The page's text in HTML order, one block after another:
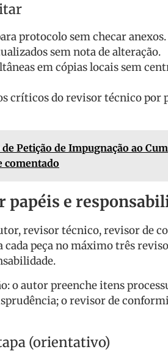
protocolo sem checar anexos.
sem nota de alteração.
em cópias locais sem
críticos do revisor técnico por
Petição de Impugnação ao
comentado
papéis e
revisor técnico, revisor de
peça no máximo três
o autor preenche itens
o revisor de
(orientativo)